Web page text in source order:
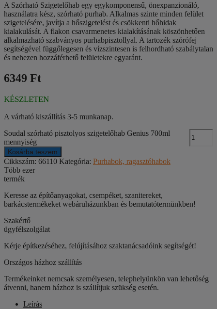
A Szórható Szigetelőhab egy egykomponensű, önexpanzionáló,
használatra kész, szórható purhab. Alkalmas szinte minden felület
szigetelésére, javítja a hőszigetelést és csökkenti hőhidak
kialakulását. A flakon csavarmenetes kialakításának köszönhetően
alkalmazható szabványos purhabpisztollyal. A tartozék szórófej
segítségével függőlegesen és vízszintesen is felhordható szabálytalan
és nehezen hozzáférhető felületekre egyaránt.
6349 Ft
KÉSZLETEN
A várható kiszállítás 3-5 munkanap.
Soudal szórható pisztolyos szigetelőhab Genius 700ml
mennyiség
Kosárba teszem
Cikkszám: 66110 Kategória: Purhabok, ragasztóhabok
Több ezer
termék
Keresse az építőanyagokat, csempéket, szanitereket,
barkácstermékeket webáruházunkban és bemutatótermünkben!
Szakértő
ügyfélszolgálat
Kérje építkezéséhez, felújításához szaktanácsadóink segítségét!
Országos házhoz szállítás
Termékeinket nemcsak személyesen, telephelyünkön van lehetőség
átvenni, hanem házhoz is szállítjuk szükség esetén.
Leírás